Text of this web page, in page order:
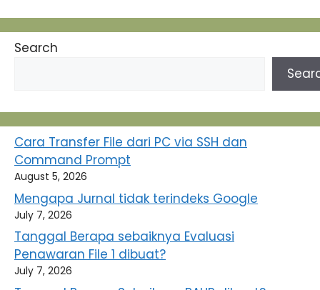
Search
Cara Transfer File dari PC via SSH dan
Command Prompt
August 5, 2026
Mengapa Jurnal tidak terindeks Google
July 7, 2026
Tanggal Berapa sebaiknya Evaluasi
Penawaran File 1 dibuat?
July 7, 2026